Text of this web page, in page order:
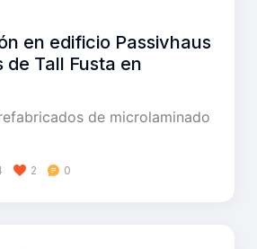
en edificio Passivhaus
de Tall Fusta en
de microlaminado
2 0